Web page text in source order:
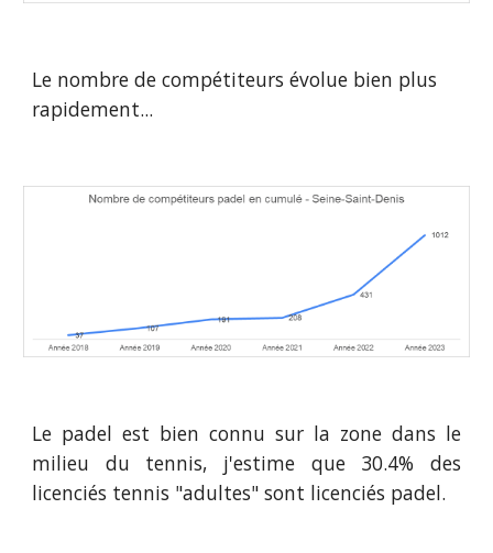
Le nombre de compétiteurs évolue bien plus
rapidement...
Le padel est bien connu sur la zone dans le
milieu du tennis, j'estime que 30.4% des
licenciés tennis "adultes" sont licenciés padel.